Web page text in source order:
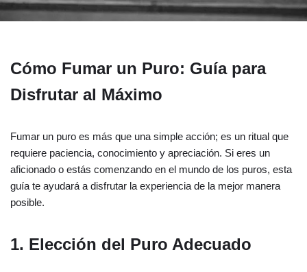
Cómo Fumar un Puro: Guía para
Disfrutar al Máximo
Fumar un puro es más que una simple acción; es un ritual que
requiere paciencia, conocimiento y apreciación. Si eres un
aficionado o estás comenzando en el mundo de los puros, esta
guía te ayudará a disfrutar la experiencia de la mejor manera
posible.
1. Elección del Puro Adecuado